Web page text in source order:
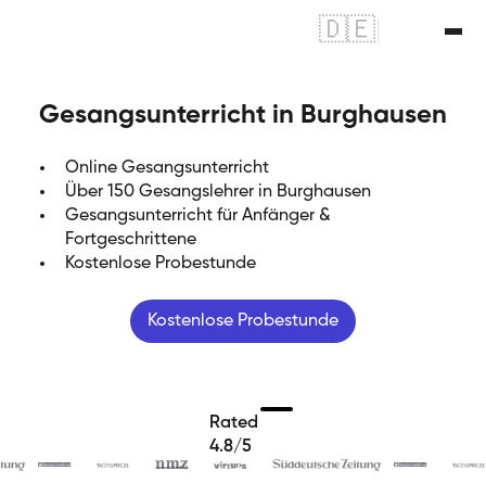
🇩🇪
Gesangsunterricht in Burghausen
Online Gesangsunterricht
Über 150 Gesangslehrer in Burghausen
Gesangsunterricht für Anfänger &
Fortgeschrittene
Kostenlose Probestunde
Kostenlose Probestunde
Rated
4.8/5